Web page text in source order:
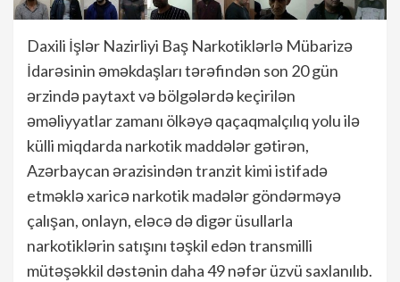
Daxili İşlər Nazirliyi Baş Narkotiklərlə Mübarizə
İdarəsinin əməkdaşları tərəfindən son 20 gün
ərzində paytaxt və bölgələrdə keçirilən
əməliyyatlar zamanı ölkəyə qaçaqmalçılıq yolu ilə
külli miqdarda narkotik maddələr gətirən,
Azərbaycan ərazisindən tranzit kimi istifadə
etməklə xaricə narkotik madələr göndərməyə
çalışan, onlayn, eləcə də digər üsullarla
narkotiklərin satışını təşkil edən transmilli
mütəşəkkil dəstənin daha 49 nəfər üzvü saxlanılıb.